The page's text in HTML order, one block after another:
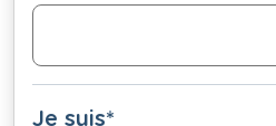
Je suis*